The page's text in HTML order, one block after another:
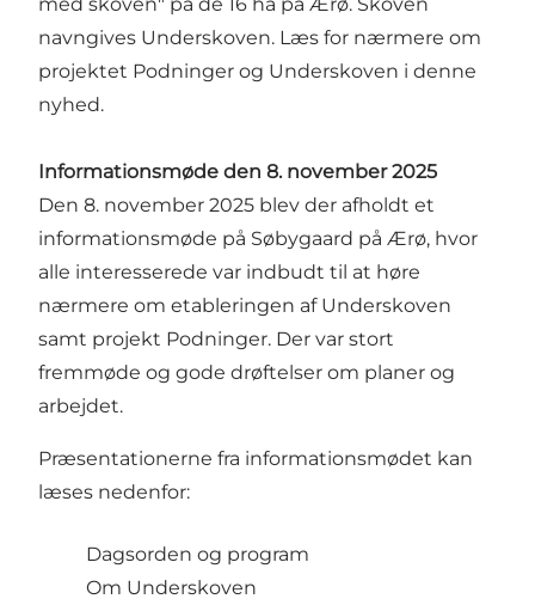
navngives Underskoven. Læs for nærmere om
projektet Podninger og Underskoven i denne
nyhed.
Informationsmøde den 8. november 2025
Den 8. november 2025 blev der afholdt et
informationsmøde på Søbygaard på Ærø, hvor
alle interesserede var indbudt til at høre
nærmere om etableringen af Underskoven
samt projekt Podninger. Der var stort
fremmøde og gode drøftelser om planer og
arbejdet.
Præsentationerne fra informationsmødet kan
læses nedenfor:
Dagsorden og program
Om Underskoven